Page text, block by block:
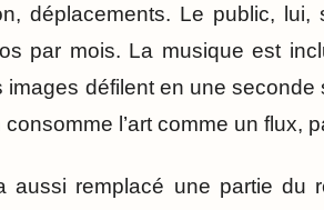
déplacements. Le public, lui,
par mois. La musique est
images défilent en une
l’art comme un flux,
aussi remplacé une partie